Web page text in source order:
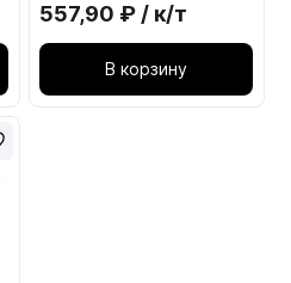
557,90 ₽ / к/т
В корзину